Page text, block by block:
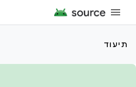
תיעוד